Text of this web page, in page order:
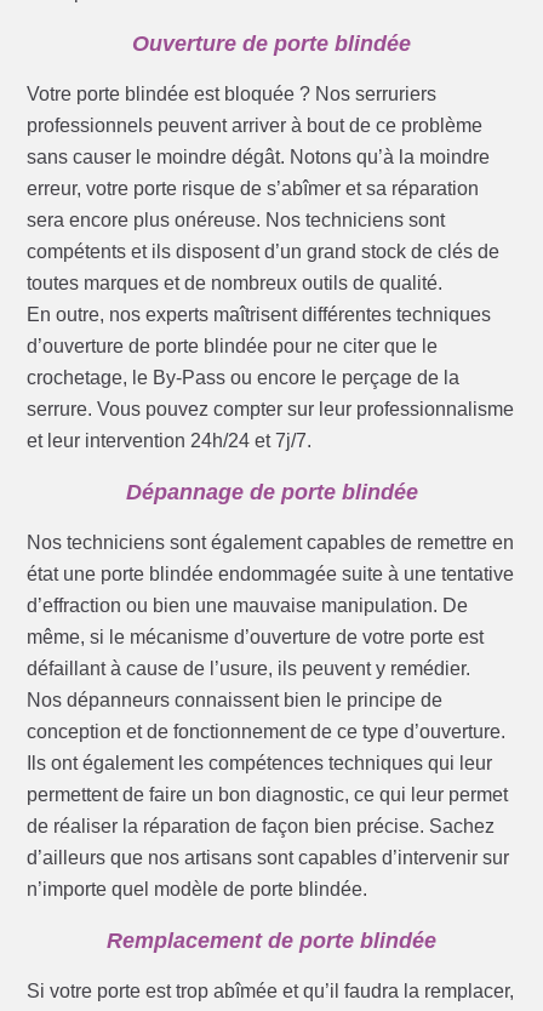
Ouverture de porte blindée
Votre porte blindée est bloquée ? Nos serruriers
professionnels peuvent arriver à bout de ce problème
sans causer le moindre dégât. Notons qu’à la moindre
erreur, votre porte risque de s’abîmer et sa réparation
sera encore plus onéreuse. Nos techniciens sont
compétents et ils disposent d’un grand stock de clés de
toutes marques et de nombreux outils de qualité.
En outre, nos experts maîtrisent différentes techniques
d’ouverture de porte blindée pour ne citer que le
crochetage, le By-Pass ou encore le perçage de la
serrure. Vous pouvez compter sur leur professionnalisme
et leur intervention 24h/24 et 7j/7.
Dépannage de porte blindée
Nos techniciens sont également capables de remettre en
état une porte blindée endommagée suite à une tentative
d’effraction ou bien une mauvaise manipulation. De
même, si le mécanisme d’ouverture de votre porte est
défaillant à cause de l’usure, ils peuvent y remédier.
Nos dépanneurs connaissent bien le principe de
conception et de fonctionnement de ce type d’ouverture.
Ils ont également les compétences techniques qui leur
permettent de faire un bon diagnostic, ce qui leur permet
de réaliser la réparation de façon bien précise. Sachez
d’ailleurs que nos artisans sont capables d’intervenir sur
n’importe quel modèle de porte blindée.
Remplacement de porte blindée
Si votre porte est trop abîmée et qu’il faudra la remplacer,